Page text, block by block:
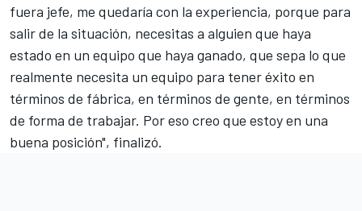
fuera jefe, me quedaría con la experiencia, porque para
salir de la situación, necesitas a alguien que haya
estado en un equipo que haya ganado, que sepa lo que
realmente necesita un equipo para tener éxito en
términos de fábrica, en términos de gente, en términos
de forma de trabajar. Por eso creo que estoy en una
buena posición", finalizó.